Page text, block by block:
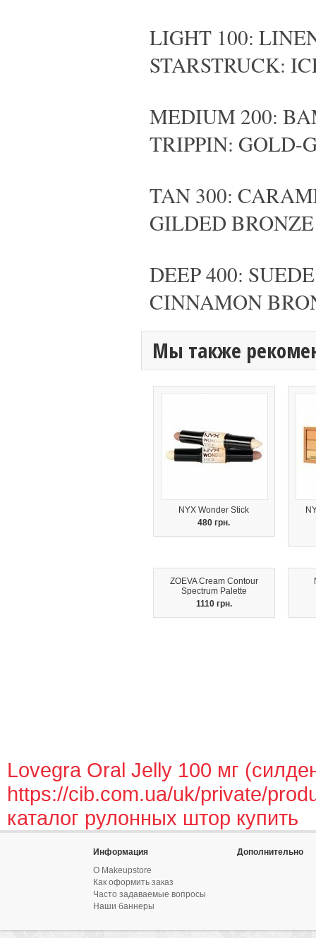
LIGHT 100:
STARSTRUCK:
MEDIUM 200:
TRIPPIN: GOLD-
TAN 300:
GILDED BRONZE
DEEP 400:
CINNAMON
Мы также
NYX Wonder Stick
480 грн.
ZOEVA Cream Contour
Spectrum Palette
1110 грн.
Lovegra Oral Jelly 100 мг
https://cib.com.ua/uk/private/
каталог рулонных штор купить
Информация
О Makeupstore
Как оформить заказ
Часто задаваемые вопросы
Наши баннеры
Дополнительно